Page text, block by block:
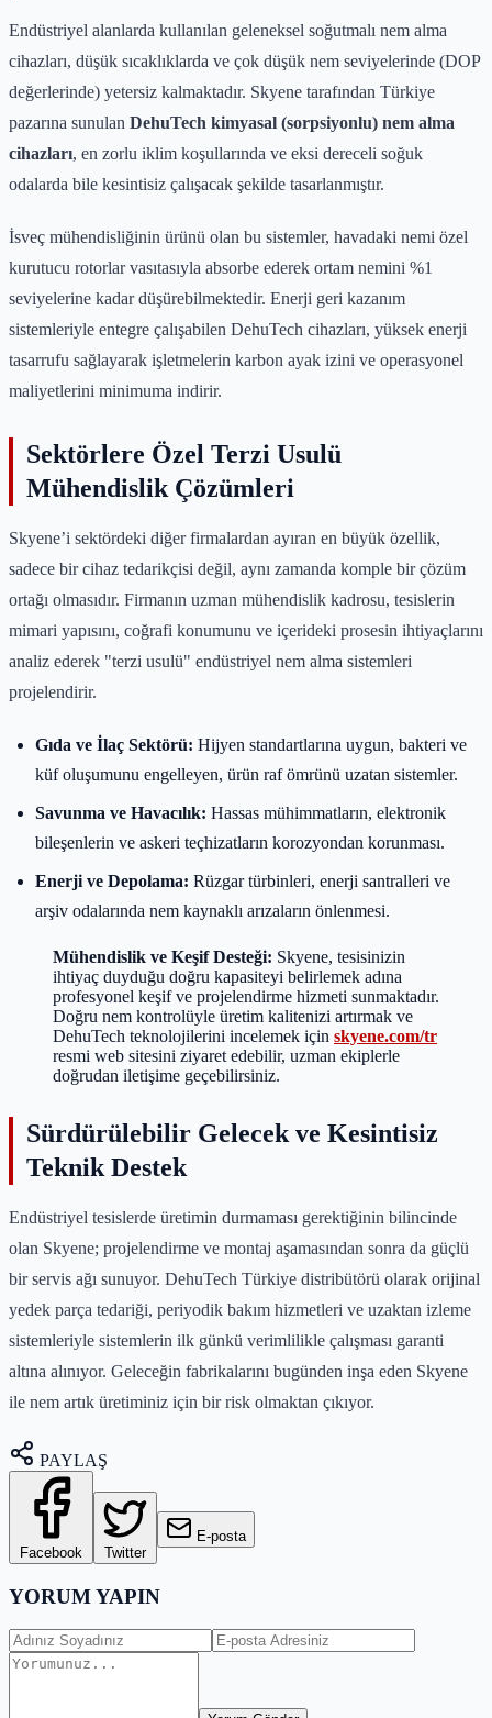
Endüstriyel alanlarda kullanılan geleneksel soğutmalı nem alma
cihazları, düşük sıcaklıklarda ve çok düşük nem seviyelerinde (DOP
değerlerinde) yetersiz kalmaktadır. Skyene tarafından Türkiye
pazarına sunulan DehuTech kimyasal (sorpsiyonlu) nem alma
cihazları, en zorlu iklim koşullarında ve eksi dereceli soğuk
odalarda bile kesintisiz çalışacak şekilde tasarlanmıştır.
İsveç mühendisliğinin ürünü olan bu sistemler, havadaki nemi özel
kurutucu rotorlar vasıtasıyla absorbe ederek ortam nemini %1
seviyelerine kadar düşürebilmektedir. Enerji geri kazanım
sistemleriyle entegre çalışabilen DehuTech cihazları, yüksek enerji
tasarrufu sağlayarak işletmelerin karbon ayak izini ve operasyonel
maliyetlerini minimuma indirir.
Sektörlere Özel Terzi Usulü
Mühendislik Çözümleri
Skyene’i sektördeki diğer firmalardan ayıran en büyük özellik,
sadece bir cihaz tedarikçisi değil, aynı zamanda komple bir çözüm
ortağı olmasıdır. Firmanın uzman mühendislik kadrosu, tesislerin
mimari yapısını, coğrafi konumunu ve içerideki prosesin ihtiyaçlarını
analiz ederek "terzi usulü" endüstriyel nem alma sistemleri
projelendirir.
Gıda ve İlaç Sektörü: Hijyen standartlarına uygun, bakteri ve
küf oluşumunu engelleyen, ürün raf ömrünü uzatan sistemler.
Savunma ve Havacılık: Hassas mühimmatların, elektronik
bileşenlerin ve askeri teçhizatların korozyondan korunması.
Enerji ve Depolama: Rüzgar türbinleri, enerji santralleri ve
arşiv odalarında nem kaynaklı arızaların önlenmesi.
Mühendislik ve Keşif Desteği: Skyene, tesisinizin
ihtiyaç duyduğu doğru kapasiteyi belirlemek adına
profesyonel keşif ve projelendirme hizmeti sunmaktadır.
Doğru nem kontrolüyle üretim kalitenizi artırmak ve
DehuTech teknolojilerini incelemek için skyene.com/tr
resmi web sitesini ziyaret edebilir, uzman ekiplerle
doğrudan iletişime geçebilirsiniz.
Sürdürülebilir Gelecek ve Kesintisiz
Teknik Destek
Endüstriyel tesislerde üretimin durmaması gerektiğinin bilincinde
olan Skyene; projelendirme ve montaj aşamasından sonra da güçlü
bir servis ağı sunuyor. DehuTech Türkiye distribütörü olarak orijinal
yedek parça tedariği, periyodik bakım hizmetleri ve uzaktan izleme
sistemleriyle sistemlerin ilk günkü verimlilikle çalışması garanti
altına alınıyor. Geleceğin fabrikalarını bugünden inşa eden Skyene
ile nem artık üretiminiz için bir risk olmaktan çıkıyor.
PAYLAŞ
Facebook Twitter
E-posta
YORUM YAPIN